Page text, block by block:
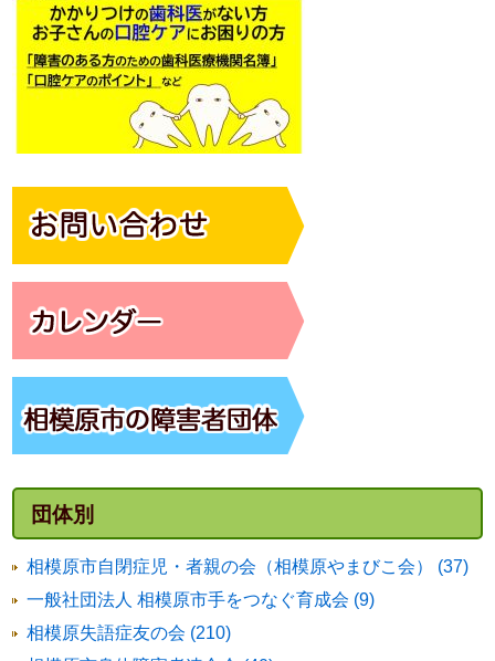
団体別
相模原市自閉症児・者親の会（相模原やまびこ会） (37)
一般社団法人 相模原市手をつなぐ育成会 (9)
相模原失語症友の会 (210)